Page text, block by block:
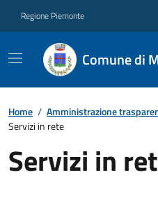
Regione Piemonte
Comune di
Home / Amministrazione
Servizi in rete
Servizi in